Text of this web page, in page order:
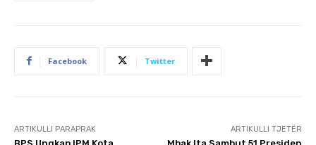
Facebook Twitter
ARTIKULLI PARAPRAK ARTIKULLI TJETËR